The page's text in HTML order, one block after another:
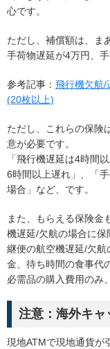
心です。
ただし、補償額は、ま
手荷物遅延が4万円、
参考記事： 飛行機欠航/
(20枚以上)
ただし、これらの保険
意が必要です。
「飛行機遅延は4時間
6時間以上遅れ」、「
場合」など、です。
また、もらえる保険金
機遅延/欠航の場合に
継便の航空機遅延/欠
金、待ち時間の食事代
必需品の購入費用のみ
注意：海外キ
現地ATMで現地通貨が